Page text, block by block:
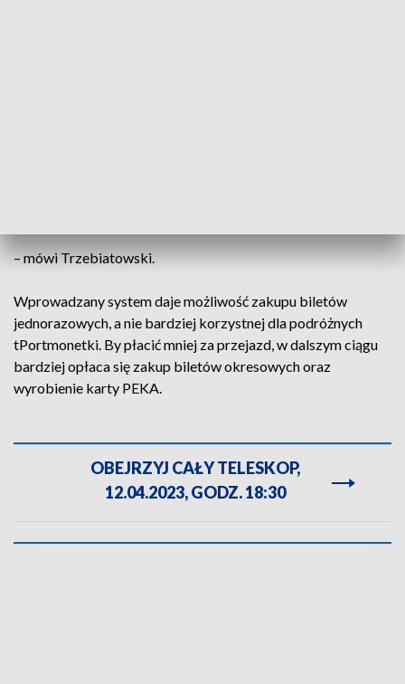
– mówi Trzebiatowski.
Wprowadzany system daje możliwość zakupu biletów
jednorazowych, a nie bardziej korzystnej dla podróżnych
tPortmonetki. By płacić mniej za przejazd, w dalszym ciągu
bardziej opłaca się zakup biletów okresowych oraz
wyrobienie karty PEKA.
OBEJRZYJ CAŁY TELESKOP,
12.04.2023, GODZ. 18:30